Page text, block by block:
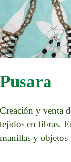
Pusara
Creación y venta
tejidos en fibras.
manillas y objetos